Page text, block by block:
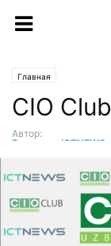
Главная
CIO Club
Автор:
Редакция ICTNEWS